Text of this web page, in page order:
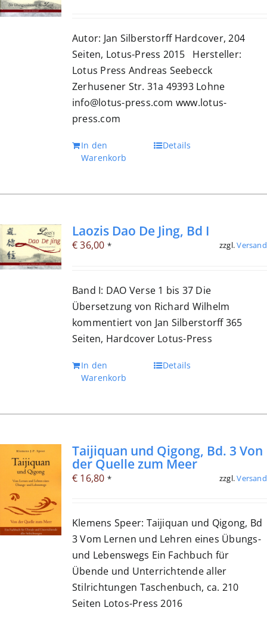
Autor: Jan Silberstorff Hardcover, 204
Seiten, Lotus-Press 2015 Hersteller:
Lotus Press Andreas Seebecck
Zerhusener Str. 31a 49393 Lohne
info@lotus-press.com www.lotus-
press.com
In den
Warenkorb
Details
Laozis Dao De Jing, Bd I
€36,00 * zzgl.Versand
Band I: DAO Verse 1 bis 37 Die
Übersetzung von Richard Wilhelm
kommentiert von Jan Silberstorff 365
Seiten, Hardcover Lotus-Press
In den
Warenkorb
Details
Taijiquan und Qigong, Bd. 3 Von
der Quelle zum Meer
€ 16,80 * zzgl.Versand
Klemens Speer: Taijiquan und Qigong, Bd
3 Vom Lernen und Lehren eines Übungs-
und Lebenswegs Ein Fachbuch für
Übende und Unterrichtende aller
Stilrichtungen Taschenbuch, ca. 210
Seiten Lotos-Press 2016